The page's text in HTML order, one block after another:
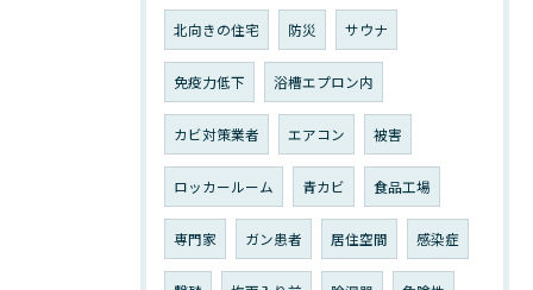
北向きの住宅 防災 サウナ
免疫力低下 浴槽エプロン内
カビ対策業者 エアコン 被害
ロッカールーム 青カビ 食品工場
専門家 ガン患者 居住空間 感染症